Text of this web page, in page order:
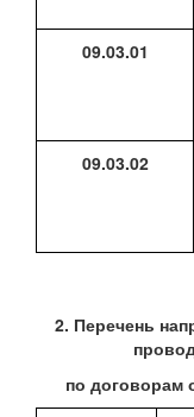
09.03.01
09.03.02
2. Перечень
по договорам